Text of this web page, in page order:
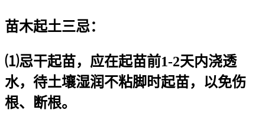
苗木起土三忌：
⑴忌干起苗，应在起苗前1-2天内浇透
水，待土壤湿润不粘脚时起苗，以免伤
根、断根。